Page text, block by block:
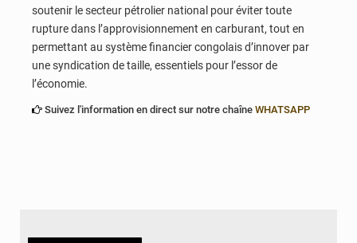
soutenir le secteur pétrolier national pour éviter toute
rupture dans l’approvisionnement en carburant, tout en
permettant au système financier congolais d’innover par
une syndication de taille, essentiels pour l’essor de
l’économie.
Suivez l'information en direct sur notre chaîne WHATSAPP